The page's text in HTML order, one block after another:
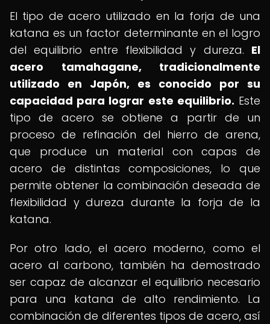
El tipo de acero utilizado en la forja de una
katana es un factor determinante en el logro
del equilibrio entre flexibilidad y dureza. El
acero tamahagane, tradicionalmente
utilizado en Japón, es conocido por su
capacidad para lograr este equilibrio. Este
tipo de acero se obtiene a partir de un
proceso de refinación del hierro de arena,
que produce un material con capas de
acero de distintas composiciones, lo que
permite obtener la combinación deseada de
flexibilidad y dureza durante la forja de la
katana.
Por otro lado, el acero moderno, como el
acero al carbono, también ha demostrado
ser capaz de alcanzar el equilibrio necesario
para una katana de alto rendimiento. La
combinación de diferentes tipos de acero, así